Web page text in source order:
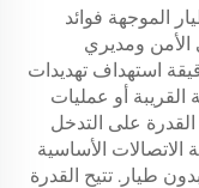
الموجهة فوائد
الأمن ومديري
استهداف تهديدات
القريبة أو عمليات
على التدخل
الأساسية
طيار. تتيح القدرة